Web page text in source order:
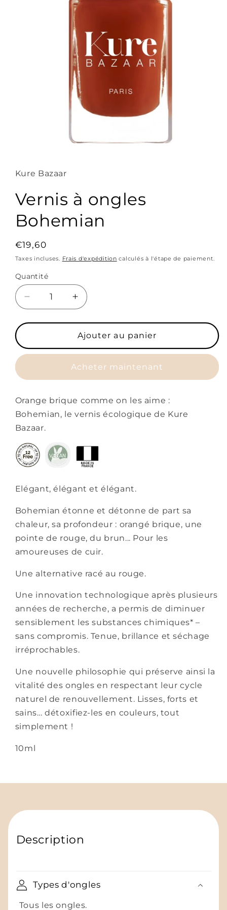
1
dans
fenêtre
modale
Kure Bazaar
Vernis à ongles
Bohemian
Prix
habituel
€19,60
Taxes incluses. Frais d'expédition calculés à l'étape de paiement.
Quantité
Réduire
la
quantité
Vernis
à
Bohemian
Augmenter
la
quantité
de
Vernis
à
ongles
Bohemian
Ajouter au panier
Acheter maintenant
Orange brique comme on les aime :
Bohemian, le vernis écologique de Kure
Bazaar.
Elégant, élégant et élégant.
Bohemian étonne et détonne de part sa
chaleur, sa profondeur : orangé brique, une
pointe de rouge, du brun... Pour les
amoureuses de cuir.
Une alternative racé au rouge.
Une innovation technologique après plusieurs
années de recherche, a permis de diminuer
sensiblement les substances chimiques* –
sans compromis. Tenue, brillance et séchage
irréprochables.
Une nouvelle philosophie qui préserve ainsi la
vitalité des ongles en respectant leur cycle
naturel de renouvellement. Lisses, forts et
sains… détoxifiez-les en couleurs, tout
simplement !
10ml
Description
Types d'ongles
Tous les ongles.